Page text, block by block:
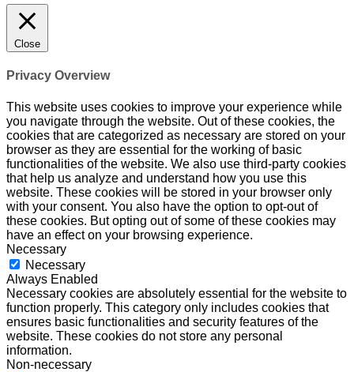
Close
Privacy Overview
This website uses cookies to improve your experience while
you navigate through the website. Out of these cookies, the
cookies that are categorized as necessary are stored on your
browser as they are essential for the working of basic
functionalities of the website. We also use third-party cookies
that help us analyze and understand how you use this
website. These cookies will be stored in your browser only
with your consent. You also have the option to opt-out of
these cookies. But opting out of some of these cookies may
have an effect on your browsing experience.
Necessary
Necessary
Always Enabled
Necessary cookies are absolutely essential for the website to
function properly. This category only includes cookies that
ensures basic functionalities and security features of the
website. These cookies do not store any personal
information.
Non-necessary